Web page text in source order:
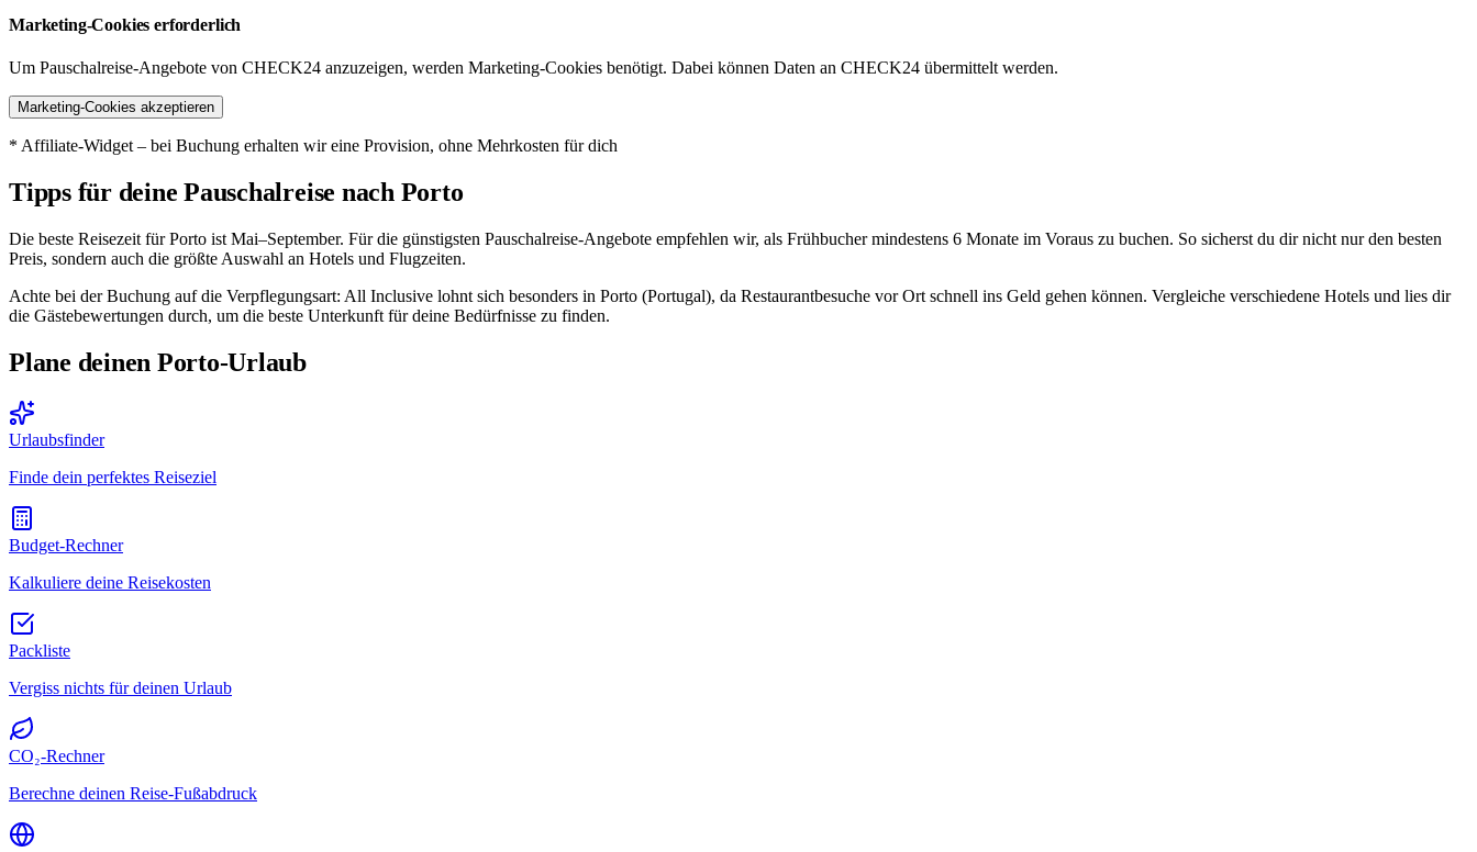
Marketing-Cookies erforderlich
Um Pauschalreise-Angebote von CHECK24 anzuzeigen, werden Marketing-Cookies benötigt. Dabei können Daten an CHECK24 übermittelt werden.
Marketing-Cookies akzeptieren
* Affiliate-Widget – bei Buchung erhalten wir eine Provision, ohne Mehrkosten für dich
Tipps für deine Pauschalreise nach Porto
Die beste Reisezeit für Porto ist Mai–September. Für die günstigsten Pauschalreise-Angebote empfehlen wir, als Frühbucher mindestens 6 Monate im Voraus zu buchen. So sicherst du dir nicht nur den besten
Preis, sondern auch die größte Auswahl an Hotels und Flugzeiten.
Achte bei der Buchung auf die Verpflegungsart: All Inclusive lohnt sich besonders in Porto (Portugal), da Restaurantbesuche vor Ort schnell ins Geld gehen können. Vergleiche verschiedene Hotels und lies dir
die Gästebewertungen durch, um die beste Unterkunft für deine Bedürfnisse zu finden.
Plane deinen Porto-Urlaub
Urlaubsfinder
Finde dein perfektes Reiseziel
Budget-Rechner
Kalkuliere deine Reisekosten
Packliste
Vergiss nichts für deinen Urlaub
CO₂-Rechner
Berechne deinen Reise-Fußabdruck